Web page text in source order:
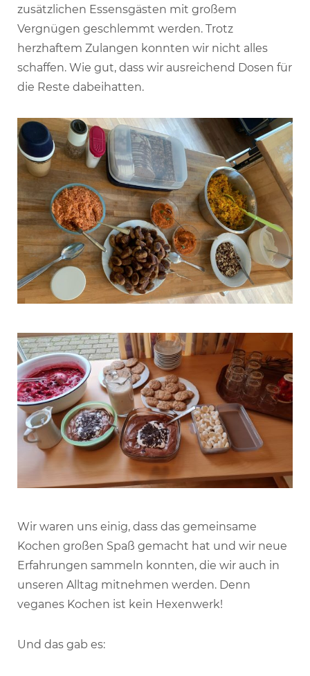
zusätzlichen Essensgästen mit großem
Vergnügen geschlemmt werden. Trotz
herzhaftem Zulangen konnten wir nicht alles
schaffen. Wie gut, dass wir ausreichend Dosen für
die Reste dabeihatten.
Wir waren uns einig, dass das gemeinsame
Kochen großen Spaß gemacht hat und wir neue
Erfahrungen sammeln konnten, die wir auch in
unseren Alltag mitnehmen werden. Denn
veganes Kochen ist kein Hexenwerk!
Und das gab es: